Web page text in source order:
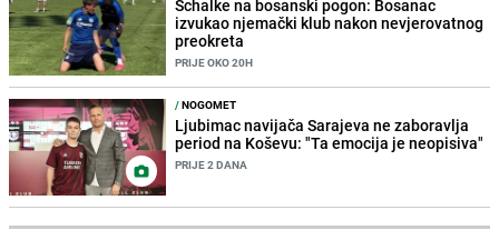
Schalke na bosanski pogon: Bosanac
izvukao njemački klub nakon nevjerovatnog
preokreta
PRIJE OKO 20H
/NOGOMET
Ljubimac navijača Sarajeva ne zaboravlja
period na Koševu: "Ta emocija je neopisiva"
PRIJE 2 DANA